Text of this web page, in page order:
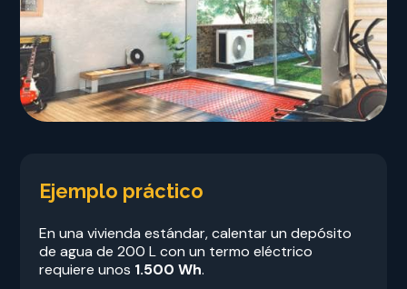
Ejemplo práctico
En una vivienda estándar, calentar un depósito
de agua de 200 L con un termo eléctrico
requiere unos 1.500 Wh.